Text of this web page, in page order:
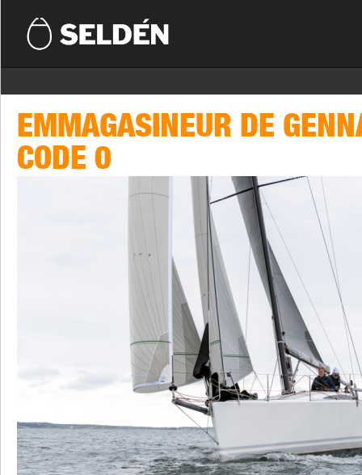
EMMAGASINEUR DE
CODE 0